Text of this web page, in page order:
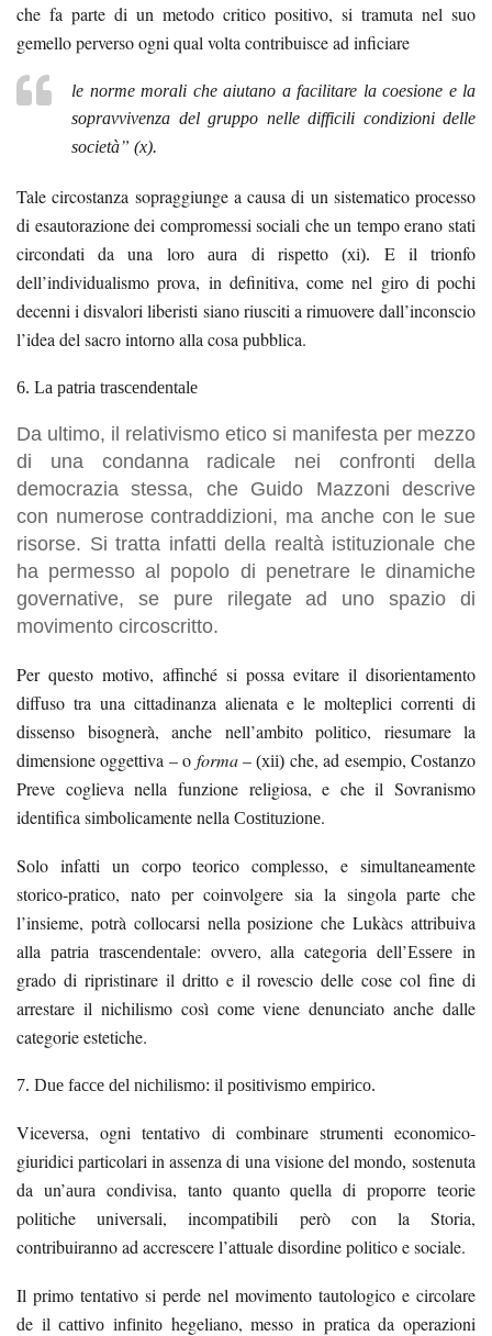
che fa parte di un metodo critico positivo, si tramuta nel suo
gemello perverso ogni qual volta contribuisce ad inficiare
le norme morali che aiutano a facilitare la coesione e la
sopravvivenza del gruppo nelle difficili condizioni delle
società” (x).
Tale circostanza sopraggiunge a causa di un sistematico processo
di esautorazione dei compromessi sociali che un tempo erano stati
circondati da una loro
aura di rispetto(xi). E il trionfo
dell’individualismo prova, in definitiva, come nel giro di pochi
decenni i disvalori liberisti siano riusciti a rimuovere dall’inconscio
l’idea del sacrointornoalla cosa pubblica.
6. La patria trascendentale
Da ultimo, il relativismo etico si manifesta per mezzo
di una condanna radicale nei confronti della
democrazia stessa, che Guido Mazzoni descrive
con numerose contraddizioni, ma anche con le sue
risorse. Si tratta infatti della realtà istituzionale che
ha permesso al popolo di penetrare le dinamiche
governative, se pure rilegate ad uno spazio di
movimento circoscritto.
Per questo motivo, affinché si possa evitare il disorientamento
diffuso tra una cittadinanza alienata e le molteplici correnti di
dissenso bisognerà, anche nell’ambito politico, riesumare la
dimensione oggettiva – o forma–(xii) che, ad esempio, Costanzo
Preve coglieva nella funzione religiosa, e che il Sovranismo
identifica simbolicamente nella Costituzione.
Solo infatti un corpo teorico complesso, e simultaneamente
storico-pratico, nato per coinvolgere sia la singola parte che
l’insieme, potrà collocarsi nella posizione che Lukàcs attribuiva
alla patria trascendentale: ovvero, alla categoria dell’Essere in
grado di ripristinare il dritto e il rovescio delle cose col fine di
arrestare il nichilismo così come viene denunciato anche dalle
categorie estetiche.
7. Due facce del nichilismo: il positivismo empirico.
Viceversa, ogni tentativo di combinare strumenti economico-
giuridici particolari in assenza di una visione del mondo, sostenuta
da un’aura
condivisa, tanto quanto quella di proporre teorie
politiche universali, incompatibili però con la Storia,
contribuiranno ad accrescere l’attuale disordine politico e sociale.
Il primo tentativo si perde nel movimento tautologico e circolare
de il cattivo infinito hegeliano, messo in pratica da operazioni